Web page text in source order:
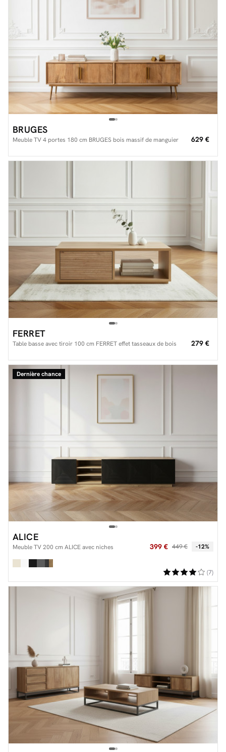
BRUGES
Meuble TV 4 portes 180 cm BRUGES bois massif de manguier 629 €
FERRET
Table basse avec tiroir 100 cm FERRET effet tasseaux de bois 279 €
Dernière chance
ALICE
Meuble TV 200 cm ALICE avec niches 399 € 449 € -12%
(7)